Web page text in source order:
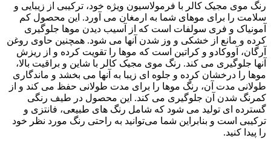
موی مجیک کالر با فرمولاسیون ویژه خود، ترکیبی از زیبایی و
را برای موهای شما به ارمغان می‌ آورد. این محصول کم
و فری سولفات است که از آسیب دیدن موها جلوگیری
و مانع از خشکی و وز شدن آنها می‌ شود. همچنین حاوی روغن
آووکادو و کراتین است که موها را تقویت کرده و از ریزش
جلوگیری می‌ کند. رنگ موی مجیک کالر با شاین و براقیت بالا،
را درخشان کرده و جلوه‌ ای زیبا به آنها می‌ بخشد و ماندگاری
مدت آن، رنگ موها را برای مدت طولانی حفظ می‌ کند و از
شدن آن جلوگیری می‌ کند. این محصول در طیف رنگی
ای تولید می‌ شود که شامل رنگ‌ های طبیعی، فانتزی و
است و بنابراین شما می‌توانید به راحتی رنگ مورد نظر خود
کنید.